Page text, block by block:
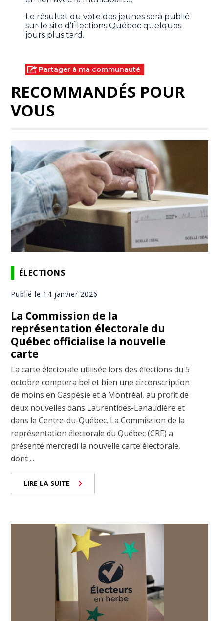
Le résultat du vote des jeunes sera publié
sur le site d’Élections Québec quelques
jours plus tard.
Partager à ma communauté
RECOMMANDÉS POUR
VOUS
ÉLECTIONS
Publié le 14 janvier 2026
La Commission de la
représentation électorale du
Québec officialise la nouvelle
carte
La carte électorale utilisée lors des élections du 5
octobre comptera bel et bien une circonscription
de moins en Gaspésie et à Montréal, au profit de
deux nouvelles dans Laurentides-Lanaudière et
dans le Centre-du-Québec. La Commission de la
représentation électorale du Québec (CRE) a
présenté mercredi la nouvelle carte électorale,
dont ...
LIRE LA SUITE